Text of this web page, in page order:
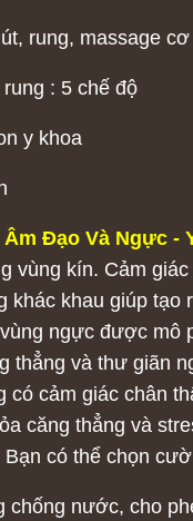
rung, massage
: 5 chế độ
y khoa
Đạo Và Ngực -
vùng kín. Cảm
khác khau giúp
ngực được mô
thẳng và thư giãn
có cảm giác chân
căng thẳng và
có thể chọn
chống nước, cho